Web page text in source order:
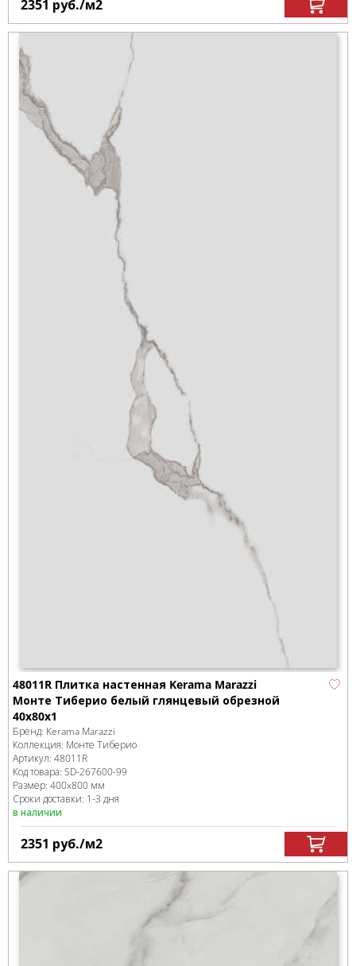
2351 руб./м2
48011R Плитка настенная Kerama Marazzi
Монте Тиберио белый глянцевый обрезной
40x80x1
Бренд: Kerama Marazzi
Коллекция: Монте Тиберио
Артикул: 48011R
Код товара: SD-267600-99
Размер: 400x800 мм
Сроки доставки: 1-3 дня
в наличии
2351 руб./м2